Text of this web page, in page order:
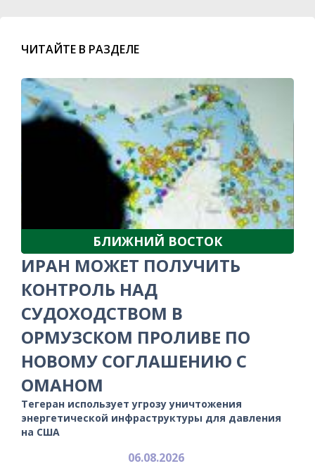
ЧИТАЙТЕ В РАЗДЕЛЕ
БЛИЖНИЙ ВОСТОК
ИРАН МОЖЕТ ПОЛУЧИТЬ
КОНТРОЛЬ НАД
СУДОХОДСТВОМ В
ОРМУЗСКОМ ПРОЛИВЕ ПО
НОВОМУ СОГЛАШЕНИЮ С
ОМАНОМ
Тегеран использует угрозу уничтожения
энергетической инфраструктуры для давления
на США
06.08.2026